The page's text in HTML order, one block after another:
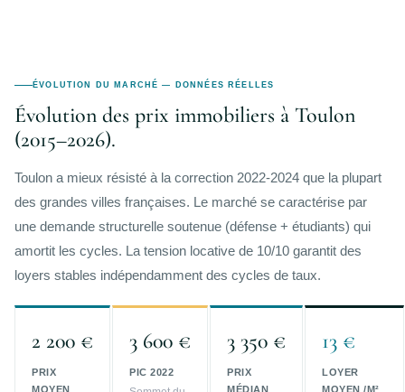
ÉVOLUTION DU MARCHÉ — DONNÉES RÉELLES
Évolution des prix immobiliers à Toulon
(2015–2026).
Toulon a mieux résisté à la correction 2022-2024 que la plupart
des grandes villes françaises. Le marché se caractérise par
une demande structurelle soutenue (défense + étudiants) qui
amortit les cycles. La tension locative de 10/10 garantit des
loyers stables indépendamment des cycles de taux.
2 200 €
PRIX
MOYEN
3 600 €
PIC 2022
3 350 €
PRIX
MÉDIAN
13 €
LOYER
MOYEN /M²